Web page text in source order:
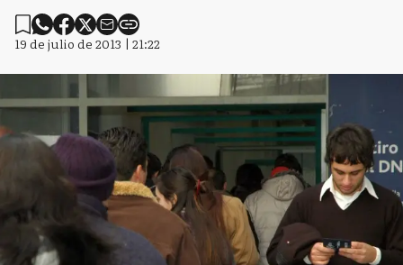
19 de julio de 2013 | 21:22